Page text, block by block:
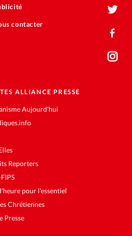
contacter
ALLIANCE PRESSE
Aujourd'hui
Reporters
pour l'essentiel
Chrétiennes
Presse